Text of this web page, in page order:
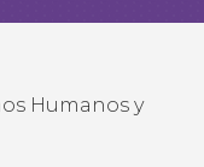
Humanos y